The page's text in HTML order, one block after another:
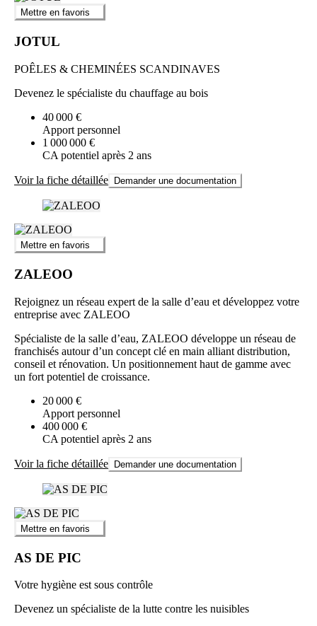
Mettre en favoris
JOTUL
POÊLES & CHEMINÉES SCANDINAVES
Devenez le spécialiste du chauffage au bois
40 000 €
Apport personnel
1 000 000 €
CA potentiel après 2 ans
Voir la fiche détaillée Demander une documentation
Mettre en favoris
ZALEOO
Rejoignez un réseau expert de la salle d’eau et développez votre
entreprise avec ZALEOO
Spécialiste de la salle d’eau, ZALEOO développe un réseau de
franchisés autour d’un concept clé en main alliant distribution,
conseil et rénovation. Un positionnement haut de gamme avec
un fort potentiel de croissance.
20 000 €
Apport personnel
400 000 €
CA potentiel après 2 ans
Voir la fiche détaillée Demander une documentation
Mettre en favoris
AS DE PIC
Votre hygiène est sous contrôle
Devenez un spécialiste de la lutte contre les nuisibles